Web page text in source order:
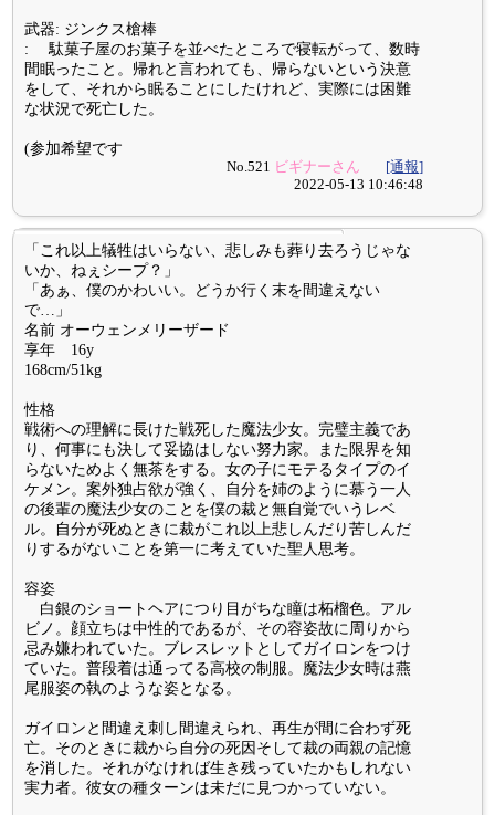
武器: ジンクス槍棒
: 駄菓子屋のお菓子を並べたところで寝転がって、数時
間眠ったこと。帰れと言われても、帰らないという決意
をして、それから眠ることにしたけれど、実際には困難
な状況で死亡した。
(参加希望です
No.521 ビギナーさん
[通報]
2022-05-13 10:46:48
「これ以上犠牲はいらない、悲しみも葬り去ろうじゃな
いか、ねぇシープ？」
「あぁ、僕のかわいい。どうか行く末を間違えない
で…」
名前 オーウェンメリーザード
享年 16y
168cm/51kg
性格
戦術への理解に長けた戦死した魔法少女。完璧主義であ
り、何事にも決して妥協はしない努力家。また限界を知
らないためよく無茶をする。女の子にモテるタイプのイ
ケメン。案外独占欲が強く、自分を姉のように慕う一人
の後輩の魔法少女のことを僕の裁と無自覚でいうレベ
ル。自分が死ぬときに裁がこれ以上悲しんだり苦しんだ
りするがないことを第一に考えていた聖人思考。
容姿
白銀のショートヘアにつり目がちな瞳は柘榴色。アル
ビノ。顔立ちは中性的であるが、その容姿故に周りから
忌み嫌われていた。ブレスレットとしてガイロンをつけ
ていた。普段着は通ってる高校の制服。魔法少女時は燕
尾服姿の執のような姿となる。
ガイロンと間違え刺し間違えられ、再生が間に合わず死
亡。そのときに裁から自分の死因そして裁の両親の記憶
を消した。それがなければ生き残っていたかもしれない
実力者。彼女の種ターンは未だに見つかっていない。